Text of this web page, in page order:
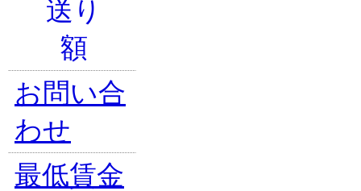
お問い合
わせ
最低賃金